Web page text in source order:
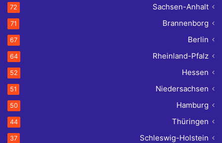
Sachsen-Anhalt
72
Brannenborg
71
Berlin
67
Rheinland-Pfalz
64
Hessen
52
Niedersachsen
51
Hamburg
50
Thüringen
44
Schleswig-Holstein
37